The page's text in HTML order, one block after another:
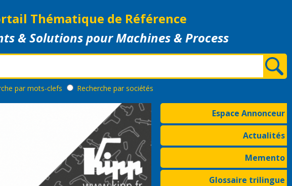
Thématique de Référence
& Solutions pour Machines & Process
par mots-clefs Recherche par sociétés
Espace Annonceur
Actualités
Memento
Glossaire trilingue